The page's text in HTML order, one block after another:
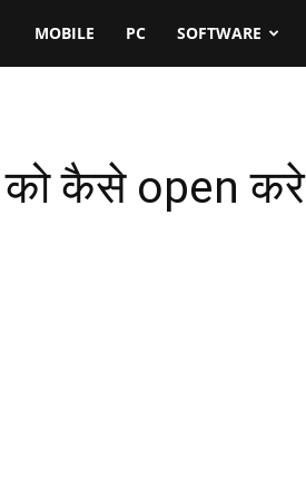
MOBILE PC SOFTWARE
कैसे open करे